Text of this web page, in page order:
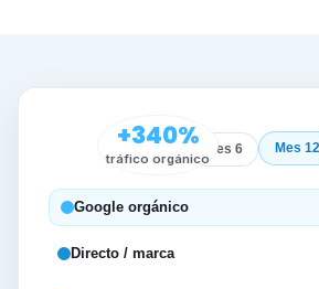
+340%
tráfico orgánico
Mes 6 Mes 12
Google orgánico
Directo / marca